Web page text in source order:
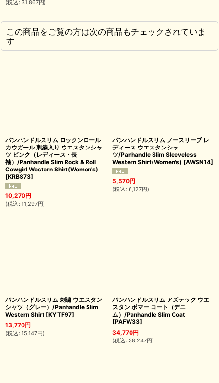
(税込 : 31,867円)
この商品をご覧の方は次の商品もチェックされていま
す
パンハンドルスリム ロックンロール
カウガール 刺繍入り ウエスタンシャ
ツ ピンク（レディース・長
袖）/Panhandle Slim Rock & Roll
Cowgirl Western Shirt(Women's)
[KRBS73]
10,270円
(税込 : 11,297円)
パンハンドルスリム ノースリーブ レ
ディース ウエスタンシャ
ツ/Panhandle Slim Sleeveless
Western Shirt(Women's) [AWSN14]
5,570円
(税込 : 6,127円)
パンハンドルスリム 刺繍 ウエスタン
シャツ（グレー）/Panhandle Slim
Western Shirt [KYTF97]
13,770円
(税込 : 15,147円)
パンハンドルスリム アズテック ウエ
スタン ボマー コート（デニ
ム）/Panhandle Slim Coat
[PAFW33]
34,770円
(税込 : 38,247円)